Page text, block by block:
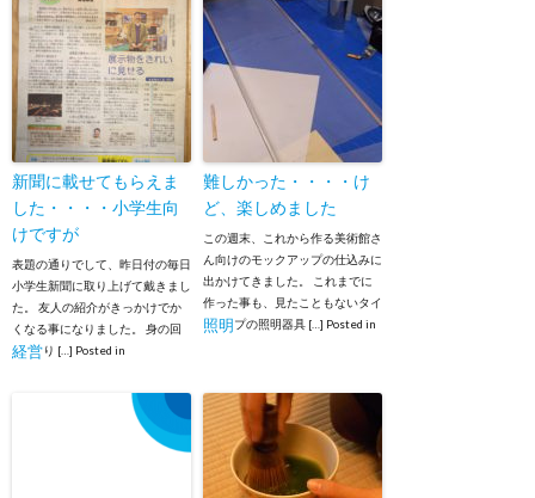
新聞に載せてもらえま
した・・・・小学生向
けですが
表題の通りでして、昨日付の毎日
小学生新聞に取り上げて戴きまし
た。 友人の紹介がきっかけでか
くなる事になりました。 身の回
り […] Posted in
経営
難しかった・・・・け
ど、楽しめました
この週末、これから作る美術館さ
ん向けのモックアップの仕込みに
出かけてきました。 これまでに
作った事も、見たこともないタイ
プの照明器具 […] Posted in
照明